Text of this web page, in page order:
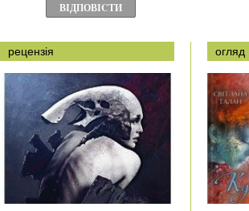
ВІДПОВІCТИ
рецензія огляд